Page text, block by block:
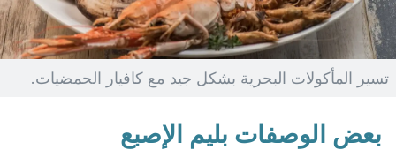
تسير المأكولات البحرية بشكل جيد مع كافيار الحمضيات.
بعض الوصفات بليم الإصبع